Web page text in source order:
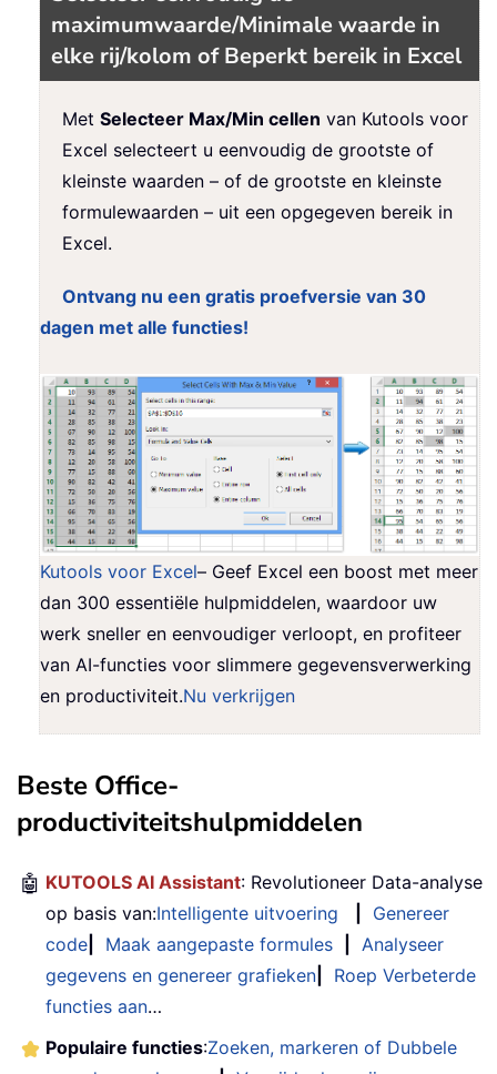
maximumwaarde/Minimale waarde in
elke rij/kolom of Beperkt bereik in Excel
Met Selecteer Max/Min cellen van Kutools voor
Excel selecteert u eenvoudig de grootste of
kleinste waarden – of de grootste en kleinste
formulewaarden – uit een opgegeven bereik in
Excel.
Ontvang nu een gratis proefversie van 30
dagen met alle functies!
Kutools voor Excel– Geef Excel een boost met meer
dan 300 essentiële hulpmiddelen, waardoor uw
werk sneller en eenvoudiger verloopt, en profiteer
van AI-functies voor slimmere gegevensverwerking
en productiviteit.Nu verkrijgen
Beste Office-
productiviteitshulpmiddelen
🤖 KUTOOLS AI Assistant: Revolutioneer Data-analyse
op basis van:Intelligente uitvoering
Genereer
code
Maak aangepaste formules
Analyseer
gegevens en genereer grafieken
Roep Verbeterde
functies aan…
Populaire functies:Zoeken, markeren of Dubbele